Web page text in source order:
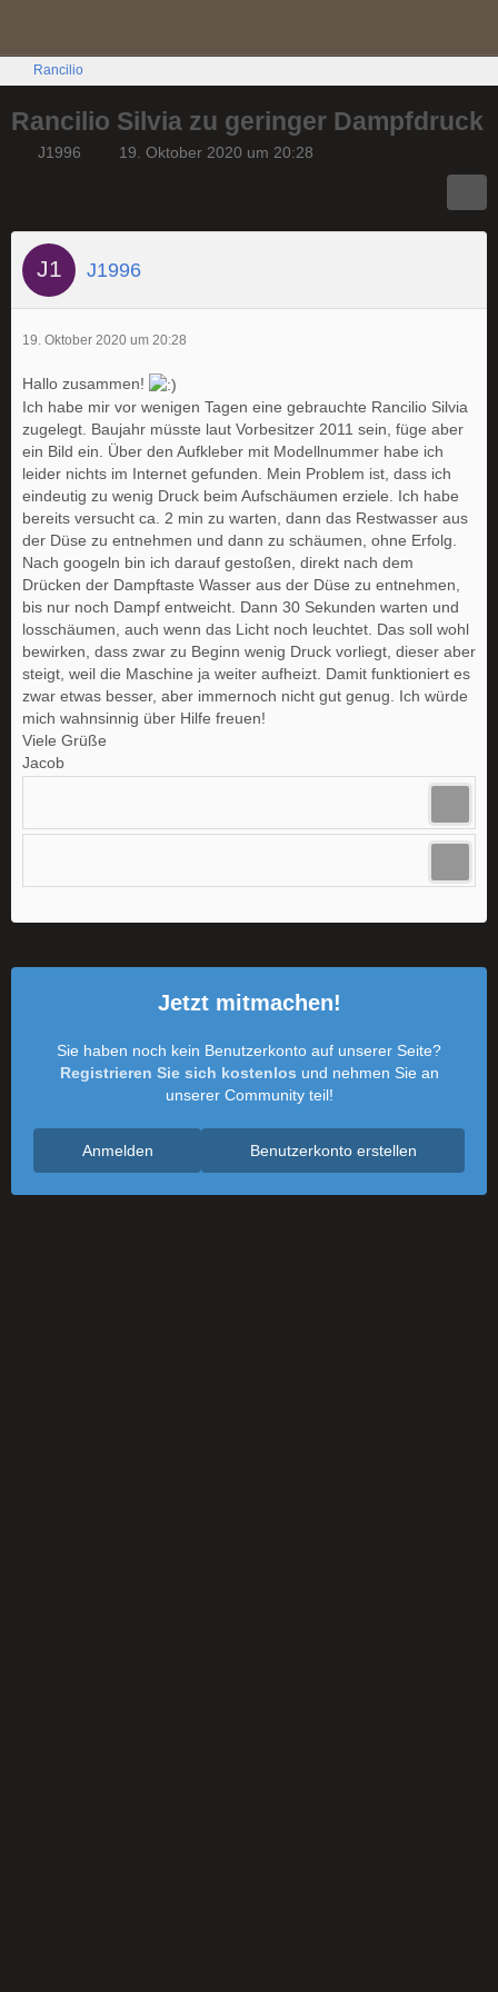
Rancilio
Rancilio Silvia zu geringer Dampfdruck
J1996 19. Oktober 2020 um 20:28
J1996
19. Oktober 2020 um 20:28
Hallo zusammen!
Ich habe mir vor wenigen Tagen eine gebrauchte Rancilio Silvia
zugelegt. Baujahr müsste laut Vorbesitzer 2011 sein, füge aber
ein Bild ein. Über den Aufkleber mit Modellnummer habe ich
leider nichts im Internet gefunden. Mein Problem ist, dass ich
eindeutig zu wenig Druck beim Aufschäumen erziele. Ich habe
bereits versucht ca. 2 min zu warten, dann das Restwasser aus
der Düse zu entnehmen und dann zu schäumen, ohne Erfolg.
Nach googeln bin ich darauf gestoßen, direkt nach dem
Drücken der Dampftaste Wasser aus der Düse zu entnehmen,
bis nur noch Dampf entweicht. Dann 30 Sekunden warten und
losschäumen, auch wenn das Licht noch leuchtet. Das soll wohl
bewirken, dass zwar zu Beginn wenig Druck vorliegt, dieser aber
steigt, weil die Maschine ja weiter aufheizt. Damit funktioniert es
zwar etwas besser, aber immernoch nicht gut genug. Ich würde
mich wahnsinnig über Hilfe freuen!
Viele Grüße
Jacob
Jetzt mitmachen!
Sie haben noch kein Benutzerkonto auf unserer Seite?
Registrieren Sie sich kostenlos und nehmen Sie an
unserer Community teil!
Benutzerkonto erstellen
Anmelden